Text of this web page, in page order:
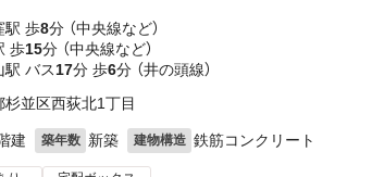
駅 歩8分 （中央線など）
歩15分 （中央線など）
駅 バス17分 歩6分 （井の頭線）
杉並区西荻北1丁目
建 築年数 新築 建物構造 鉄筋コンクリート